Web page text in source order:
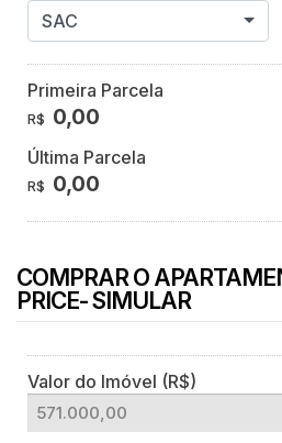
SAC
Primeira Parcela
R$ 0,00
Última Parcela
R$ 0,00
COMPRAR O
PRICE- SIMULAR
Valor do Imóvel (R$)